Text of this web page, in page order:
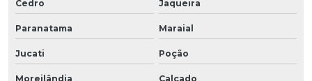
Cedro Jaqueira
Paranatama Maraial
Jucati Poção
Moreilândia Calçado